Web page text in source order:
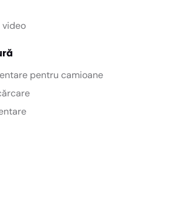
video
pentru camioane